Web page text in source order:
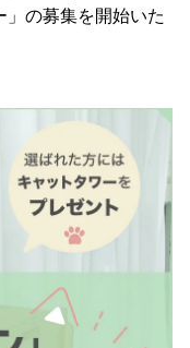
」の募集を開始いた